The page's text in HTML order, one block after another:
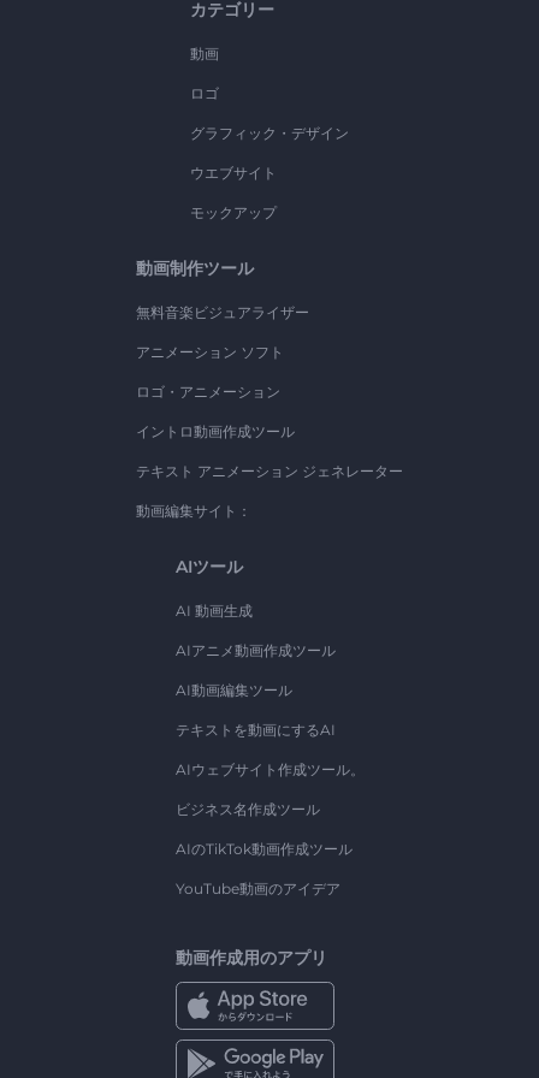
カテゴリー
動画
ロゴ
グラフィック・デザイン
ウエブサイト
モックアップ
動画制作ツール
無料音楽ビジュアライザー
アニメーション ソフト
ロゴ・アニメーション
イントロ動画作成ツール
テキスト アニメーション ジェネレーター
動画編集サイト：
AIツール
AI 動画生成
AIアニメ動画作成ツール
AI動画編集ツール
テキストを動画にするAI
AIウェブサイト作成ツール。
ビジネス名作成ツール
AIのTikTok動画作成ツール
YouTube動画のアイデア
動画作成用のアプリ